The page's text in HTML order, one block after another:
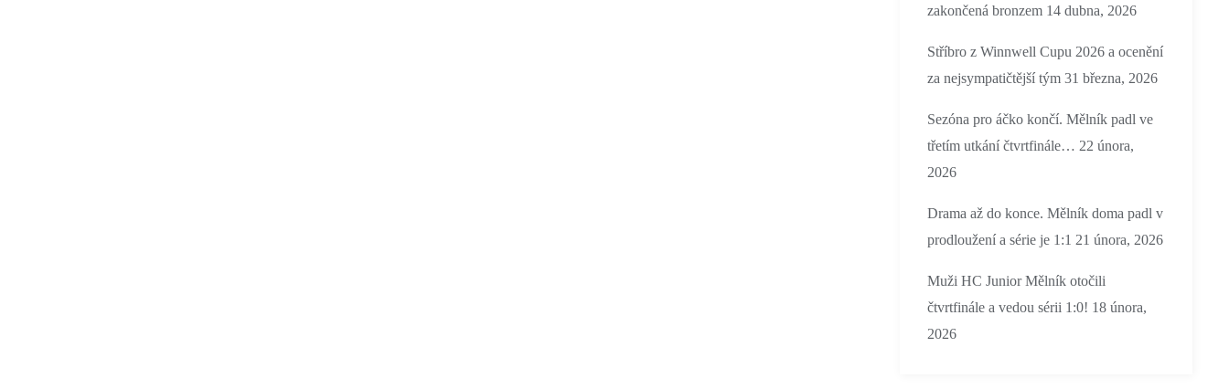
zakončená bronzem 14 dubna, 2026
Stříbro z Winnwell Cupu 2026 a ocenění
za nejsympatičtější tým 31 března, 2026
Sezóna pro áčko končí. Mělník padl ve
třetím utkání čtvrtfinále… 22 února,
2026
Drama až do konce. Mělník doma padl v
prodloužení a série je 1:1 21 února, 2026
Muži HC Junior Mělník otočili
čtvrtfinále a vedou sérii 1:0! 18 února,
2026